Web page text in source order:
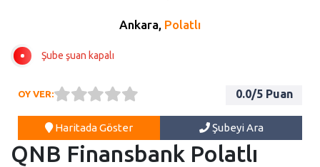
Ankara, Polatlı
Şube şuan kapalı
OY VER: 0.0/5 Puan
Haritada Göster Şubeyi Ara
QNB Finansbank Polatlı